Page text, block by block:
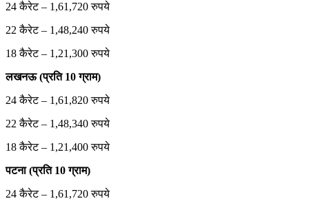
24 कैरेट – 1,61,720 रुपये
22 कैरेट – 1,48,240 रुपये
18 कैरेट – 1,21,300 रुपये
लखनऊ (प्रति 10 ग्राम)
24 कैरेट – 1,61,820 रुपये
22 कैरेट – 1,48,340 रुपये
18 कैरेट – 1,21,400 रुपये
पटना (प्रति 10 ग्राम)
24 कैरेट – 1,61,720 रुपये